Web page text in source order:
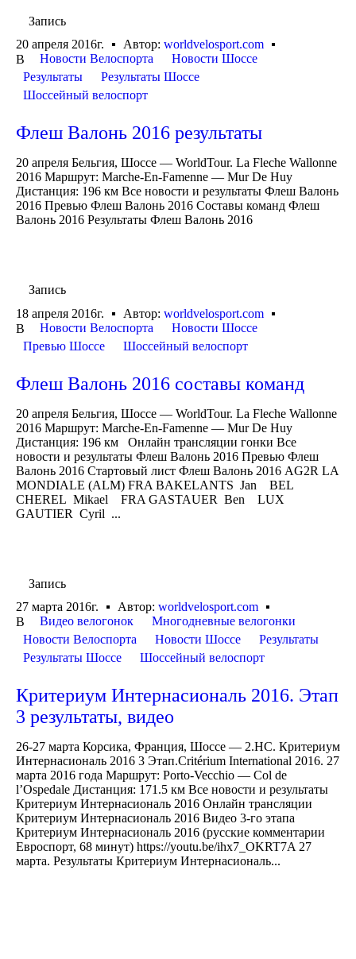
Запись
20 апреля 2016г.
Автор: worldvelosport.com
В
Новости Велоспорта
Новости Шоссе
Результаты
Результаты Шоссе
Шоссейный велоспорт
Флеш Валонь 2016 результаты
20 апреля Бельгия, Шоссе — WorldTour. La Fleche Wallonne
2016 Маршрут: Marche-En-Famenne — Mur De Huy
Дистанция: 196 км Все новости и результаты Флеш Валонь
2016 Превью Флеш Валонь 2016 Составы команд Флеш
Валонь 2016 Результаты Флеш Валонь 2016
Запись
18 апреля 2016г.
Автор: worldvelosport.com
В
Новости Велоспорта
Новости Шоссе
Превью Шоссе
Шоссейный велоспорт
Флеш Валонь 2016 составы команд
20 апреля Бельгия, Шоссе — WorldTour. La Fleche Wallonne
2016 Маршрут: Marche-En-Famenne — Mur De Huy
Дистанция: 196 км Онлайн трансляции гонки Все
новости и результаты Флеш Валонь 2016 Превью Флеш
Валонь 2016 Стартовый лист Флеш Валонь 2016 AG2R LA
MONDIALE (ALM) FRA BAKELANTS Jan BEL
CHEREL Mikael FRA GASTAUER Ben LUX
GAUTIER Cyril ...
Запись
27 марта 2016г.
Автор: worldvelosport.com
В
Видео велогонок
Многодневные велогонки
Новости Велоспорта
Новости Шоссе
Результаты
Результаты Шоссе
Шоссейный велоспорт
Критериум Интернасиональ 2016. Этап
3 результаты, видео
26-27 марта Корсика, Франция, Шоссе — 2.HС. Критериум
Интернасиональ 2016 3 Этап.Critérium International 2016. 27
марта 2016 года Маршрут: Porto-Vecchio — Col de
l’Ospedale Дистанция: 171.5 км Все новости и результаты
Критериум Интернасиональ 2016 Онлайн трансляции
Критериум Интернасиональ 2016 Видео 3-го этапа
Критериум Интернасиональ 2016 (русские комментарии
Евроспорт, 68 минут) https://youtu.be/ihx7_OKRT7A 27
марта. Результаты Критериум Интернасиональ...